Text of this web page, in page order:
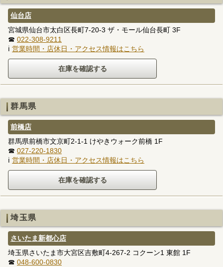
仙台店
宮城県仙台市太白区長町7-20-3 ザ・モール仙台長町 3F
☎ 022-308-9211
ℹ 営業時間・店休日・アクセス情報はこちら
群馬県
前橋店
群馬県前橋市文京町2-1-1 けやきウォーク前橋 1F
☎ 027-220-1830
ℹ 営業時間・店休日・アクセス情報はこちら
埼玉県
さいたま新都心店
埼玉県さいたま市大宮区吉敷町4-267-2 コクーン1 東館 1F
☎ 048-600-0830